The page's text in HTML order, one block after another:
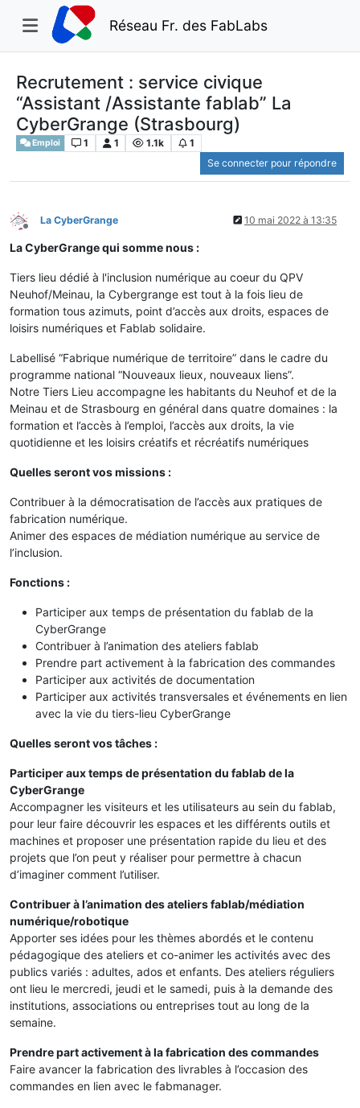
Réseau Fr. des FabLabs
Recrutement : service civique
“Assistant /Assistante fablab” La
CyberGrange (Strasbourg)
Emploi 1 1 1.1k
1
Se connecter pour répondre
Hors-ligne
La CyberGrange 10 mai 2022 à 13:35
La CyberGrange qui somme nous :
Tiers lieu dédié à l'inclusion numérique au coeur du QPV
Neuhof/Meinau, la Cybergrange est tout à la fois lieu de
formation tous azimuts, point d’accès aux droits, espaces de
loisirs numériques et Fablab solidaire.
Labellisé “Fabrique numérique de territoire” dans le cadre du
programme national “Nouveaux lieux, nouveaux liens”.
Notre Tiers Lieu accompagne les habitants du Neuhof et de la
Meinau et de Strasbourg en général dans quatre domaines : la
formation et l’accès à l’emploi, l’accès aux droits, la vie
quotidienne et les loisirs créatifs et récréatifs numériques
Quelles seront vos missions :
Contribuer à la démocratisation de l’accès aux pratiques de
fabrication numérique.
Animer des espaces de médiation numérique au service de
l’inclusion.
Fonctions :
Participer aux temps de présentation du fablab de la
CyberGrange
Contribuer à l’animation des ateliers fablab
Prendre part activement à la fabrication des commandes
Participer aux activités de documentation
Participer aux activités transversales et événements en lien
avec la vie du tiers-lieu CyberGrange
Quelles seront vos tâches :
Participer aux temps de présentation du fablab de la
CyberGrange
Accompagner les visiteurs et les utilisateurs au sein du fablab,
pour leur faire découvrir les espaces et les différents outils et
machines et proposer une présentation rapide du lieu et des
projets que l’on peut y réaliser pour permettre à chacun
d’imaginer comment l’utiliser.
Contribuer à l’animation des ateliers fablab/médiation
numérique/robotique
Apporter ses idées pour les thèmes abordés et le contenu
pédagogique des ateliers et co-animer les activités avec des
publics variés : adultes, ados et enfants. Des ateliers réguliers
ont lieu le mercredi, jeudi et le samedi, puis à la demande des
institutions, associations ou entreprises tout au long de la
semaine.
Prendre part activement à la fabrication des commandes
Faire avancer la fabrication des livrables à l’occasion des
commandes en lien avec le fabmanager.